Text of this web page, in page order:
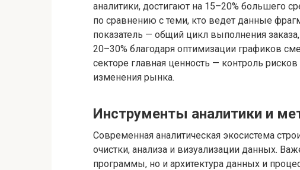
аналитики, достигают на 15–20% большего
по сравнению с теми, кто ведет данные
показатель — общий цикл выполнения
20–30% благодаря оптимизации графиков
секторе главная ценность — контроль
изменения рынка.
Инструменты аналитики и
Современная аналитическая экосистема
очистки, анализа и визуализации данных.
программы, но и архитектура данных и